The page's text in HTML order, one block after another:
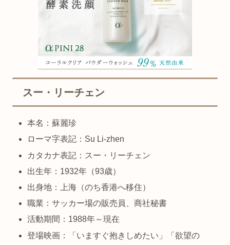
スー・リーチェン
本名：蘇麗珍
ローマ字表記：Su Li-zhen
カタカナ表記：スー・リーチェン
出生年：1932年（93歳）
出身地：上海（のち香港へ移住）
職業：サッカー場の販売員、商社秘書
活動期間：1988年～現在
登場映画：「いますぐ抱きしめたい」「欲望の